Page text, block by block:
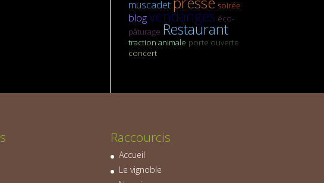
muscadet
soirée
blogvendanges éco-
pâturage Restaurant
traction animale porte ouverte
concert
Raccourcis
Accueil
Le vignoble